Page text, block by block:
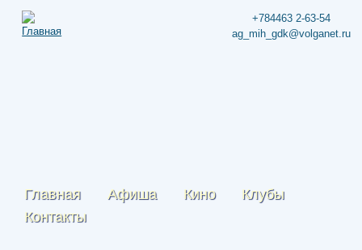
+784463 2-63-54
ag_mih_gdk@volganet.ru
Главная Афиша Кино
Клубы
Контакты